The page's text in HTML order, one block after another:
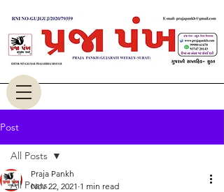
Post
All Posts
All Posts
Praja Pankh
Nov 22, 2021 1 min read